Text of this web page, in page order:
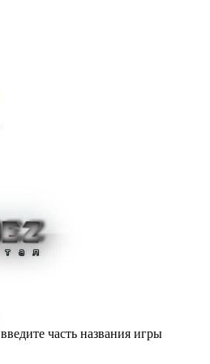
введите часть названия игры